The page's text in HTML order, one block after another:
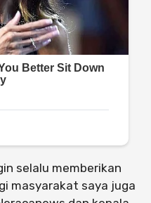
selalu memberikan
masyarakat saya juga